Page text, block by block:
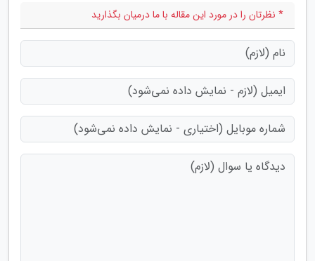
* نظرتان را در مورد این مقاله با ما درمیان بگذارید